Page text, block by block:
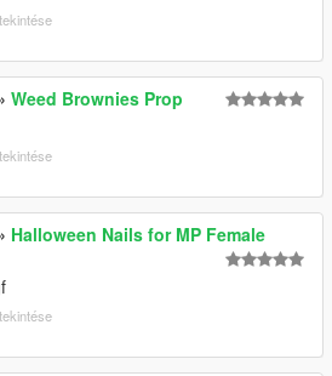
Weed Brownies Prop
Halloween Nails for MP Female